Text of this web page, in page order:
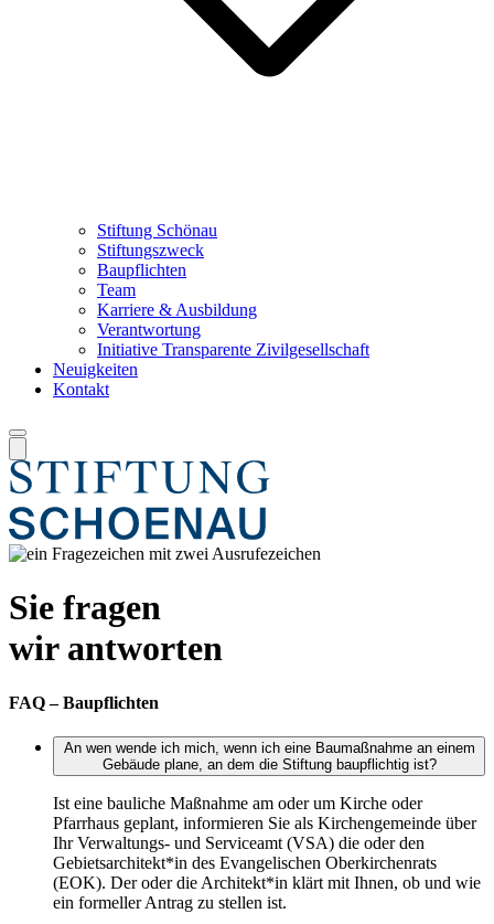
Stiftung Schönau
Stiftungszweck
Baupflichten
Team
Karriere & Ausbildung
Verantwortung
Initiative Transparente Zivilgesellschaft
Neuigkeiten
Kontakt
Sie fragen
wir antworten
FAQ – Baupflichten
An wen wende ich mich, wenn ich eine Baumaßnahme an einem
Gebäude plane, an dem die Stiftung baupflichtig ist?
Ist eine bauliche Maßnahme am oder um Kirche oder
Pfarrhaus geplant, informieren Sie als Kirchengemeinde über
Ihr Verwaltungs- und Serviceamt (VSA) die oder den
Gebietsarchitekt*in des Evangelischen Oberkirchenrats
(EOK). Der oder die Architekt*in klärt mit Ihnen, ob und wie
ein formeller Antrag zu stellen ist.